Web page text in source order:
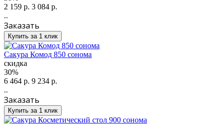
2 159 р. 3 084 р.
..
Заказать
Купить за 1 клик
Сакура Комод 850 сонома
скидка
30%
6 464 р. 9 234 р.
..
Заказать
Купить за 1 клик